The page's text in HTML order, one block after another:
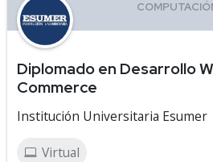
Diplomado en Desarrollo
Commerce
Institución Universitaria Esumer
Virtual